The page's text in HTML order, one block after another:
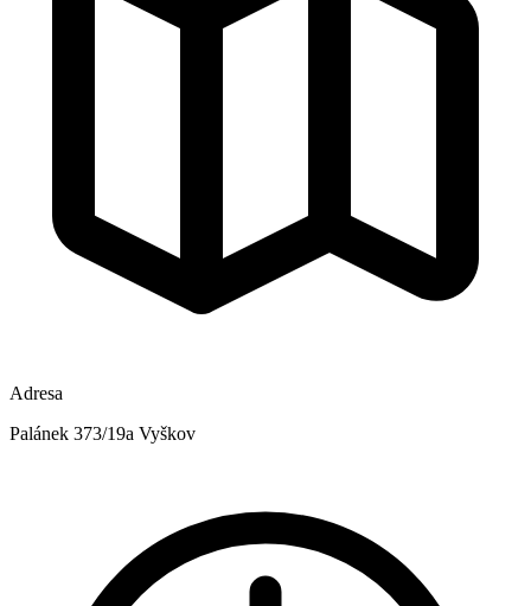
Adresa
Palánek 373/19a Vyškov